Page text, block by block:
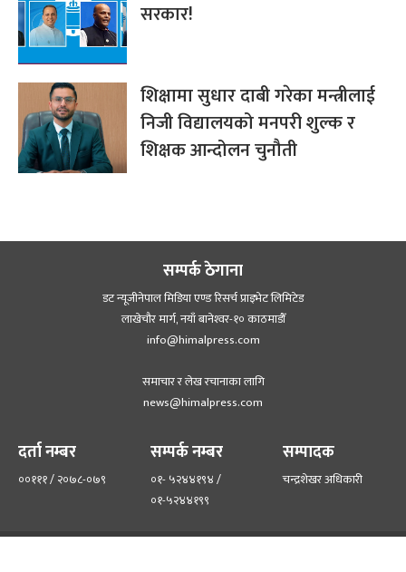
सरकार!
शिक्षामा सुधार दाबी गरेका मन्त्रीलाई
निजी विद्यालयको मनपरी शुल्क र
शिक्षक आन्दोलन चुनौती
सम्पर्क ठेगाना
डट न्यूजीनेपाल मिडिया एण्ड रिसर्च प्राइभेट लिमिटेड
लाखेचौर मार्ग, नयाँ बानेश्‍वर-१० काठमाडौँ
info@himalpress.com
समाचार र लेख रचानाका लागि
news@himalpress.com
दर्ता नम्बर
००१११ / २०७८-०७९
सम्पर्क नम्बर
०१- ५२४४१९४ /
०१-५२४४१९९
सम्पादक
चन्द्रशेखर अधिकारी